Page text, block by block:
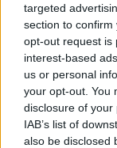
targeted
section to
opt-out request is
interest-based
us or personal
your opt-out. You
disclosure of
IAB’s list of
also be disclosed
där jag
gånger vill jag
bryn en gång i
räcker det